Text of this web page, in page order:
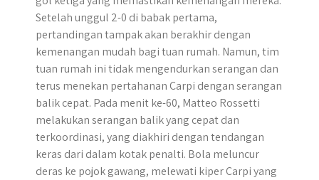
Setelah unggul 2-0 di babak pertama,
pertandingan tampak akan berakhir dengan
kemenangan mudah bagi tuan rumah. Namun, tim
tuan rumah ini tidak mengendurkan serangan dan
terus menekan pertahanan Carpi dengan serangan
balik cepat. Pada menit ke-60, Matteo Rossetti
melakukan serangan balik yang cepat dan
terkoordinasi, yang diakhiri dengan tendangan
keras dari dalam kotak penalti. Bola meluncur
deras ke pojok gawang, melewati kiper Carpi yang